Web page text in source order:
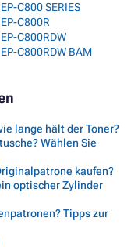
C800 SERIES
C800R
C800RDW
C800RDW BAM
lange hält der Toner?
Wählen Sie
kaufen?
optischer Zylinder
Tipps zur